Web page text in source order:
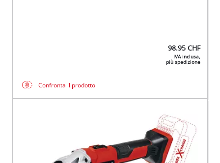
98.95 CHF
IVA inclusa,
più spedizione
Confronta il prodotto